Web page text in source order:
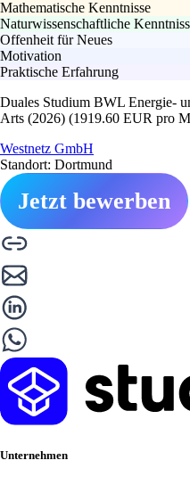
Mathematische Kenntnisse
Naturwissenschaftliche
Offenheit für Neues
Motivation
Praktische Erfahrung
Duales Studium BWL Energie-
Arts (2026) (1919.60 EUR pro
Westnetz GmbH
Standort: Dortmund
Jetzt bewerben
Unternehmen